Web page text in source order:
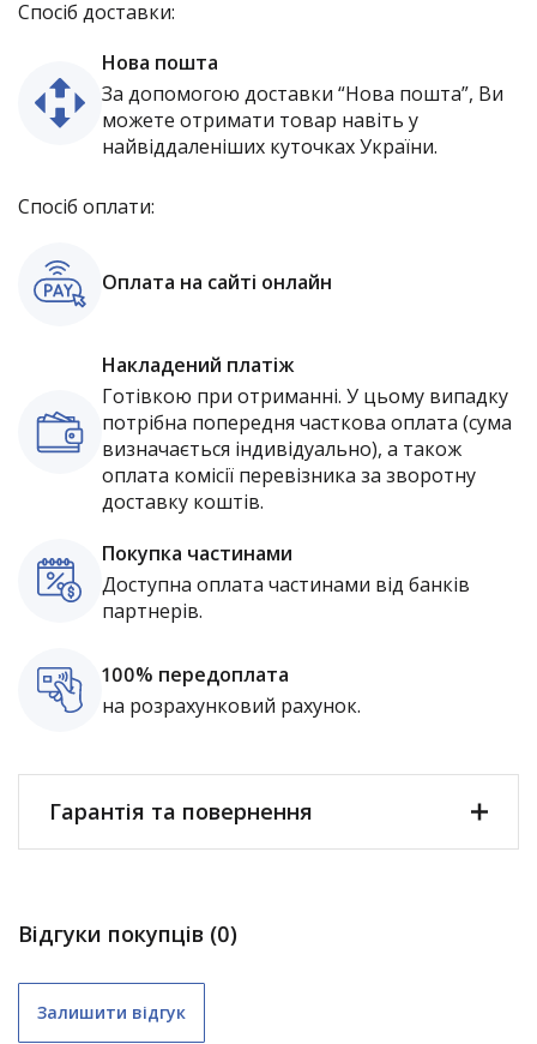
Спосіб доставки:
Нова пошта
За допомогою доставки “Нова пошта”, Ви
можете отримати товар навіть у
найвіддаленіших куточках України.
Спосіб оплати:
Оплата на сайті онлайн
Накладений платіж
Готівкою при отриманні. У цьому випадку
потрібна попередня часткова оплата (сума
визначається індивідуально), а також
оплата комісії перевізника за зворотну
доставку коштів.
Покупка частинами
Доступна оплата частинами від банків
партнерів.
100% передоплата
на розрахунковий рахунок.
Гарантія та повернення
Відгуки покупців (0)
Залишити відгук